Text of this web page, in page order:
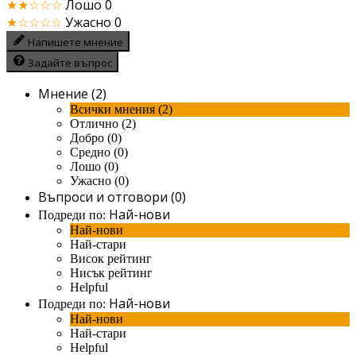
★★☆☆☆ Лошо 0
★☆☆☆☆ Ужасно 0
Напишете мнение
Задайте въпрос
Мнение (2)
Всички мнения (2)
Отлично (2)
Добро (0)
Средно (0)
Лошо (0)
Ужасно (0)
Въпроси и отговори (0)
Подреди по: Най-нови
Най-нови
Най-стари
Висок рейтинг
Нисък рейтинг
Helpful
Подреди по: Най-нови
Най-нови
Най-стари
Helpful